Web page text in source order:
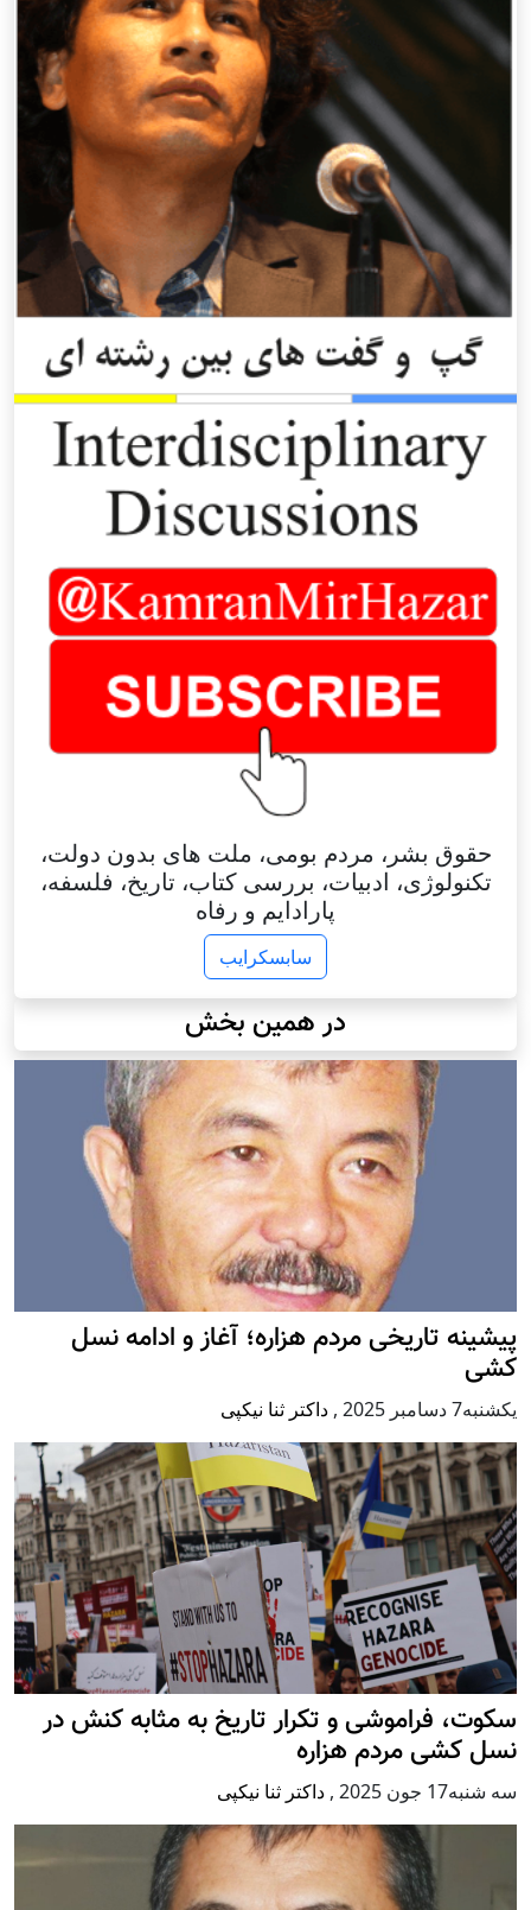
حقوق بشر، مردم بومی، ملت های بدون دولت،
تکنولوژی، ادبیات، بررسی کتاب، تاریخ، فلسفه،
پارادایم و رفاه
سابسکرایب
در همین بخش
پيشينه تاريخی مردم هزاره؛ آغاز و ادامه نسل
کشی
يكشنبه7 دسامبر 2025 , داکتر ثنا نیکپی
سکوت، فراموشی و تکرار تاريخ به مثابه کنش در
نسل کشی مردم هزاره
سه شنبه17 جون 2025 , داکتر ثنا نیکپی